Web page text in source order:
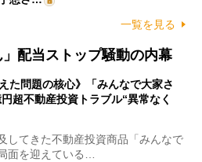
一覧を見る
」配当ストップ騒動の内幕
た問題の核心》「みんなで大家さ
超不動産投資トラブル“異常なく
してきた不動産投資商品「みんなで
面を迎えている…